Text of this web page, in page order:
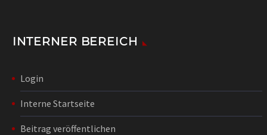
INTERNER BEREICH
Login
Interne Startseite
Beitrag veröffentlichen